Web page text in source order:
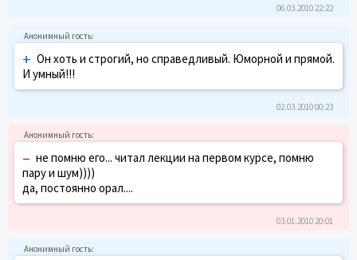
06.03.2010 22:22
+ Он хоть и строгий, но справедливый. Юморной и прямой.
И умный!!!
02.03.2010 00:23
– не помню его... читал лекции на первом курсе, помню
пару и шум))))
да, постоянно орал....
03.01.2010 20:01